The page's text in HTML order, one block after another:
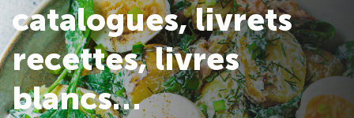
catalogues, livrets
recettes, livres
blancs…